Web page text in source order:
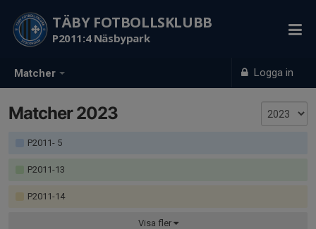
Matcher Logga in
TÄBY FOTBOLLSKLUBB
P2011:4 Näsbypark
Matcher 2023
P2011- 5
P2011-13
P2011-14
Visa fler